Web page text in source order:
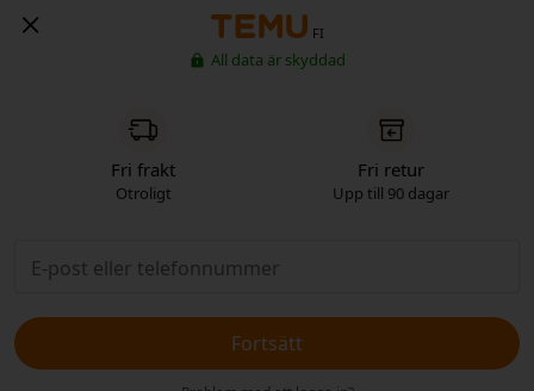
FI
All data är skyddad
Fri frakt
Otroligt
Fri retur
Upp till 90 dagar
Fortsätt